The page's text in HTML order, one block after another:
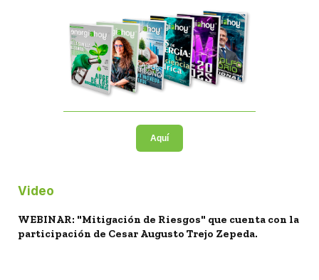
Aquí
Video
WEBINAR: "Mitigación de Riesgos" que cuenta con la
participación de Cesar Augusto Trejo Zepeda.